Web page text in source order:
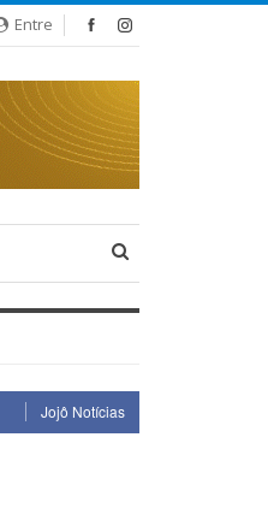
Entre
Jojô Notícias